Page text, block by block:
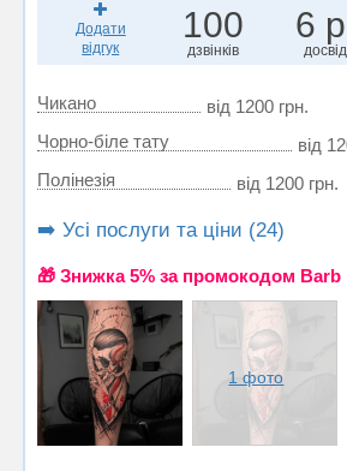
Додати
відгук
100
дзвінків
6
досвід
Чикано
від 1200 грн.
Чорно-біле тату
від
Полінезія
від 1200 грн.
➡️ Усі послуги та ціни (24)
🎁 Знижка 5% за промокодом Barb
1 фото